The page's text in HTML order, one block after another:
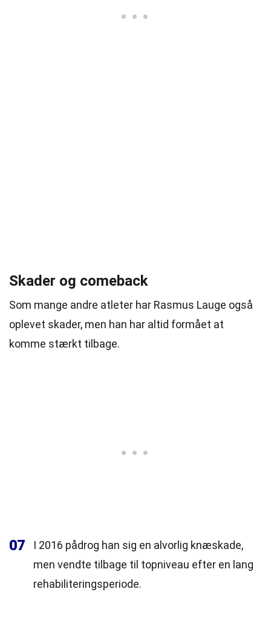
Skader og comeback
Som mange andre atleter har Rasmus Lauge også
oplevet skader, men han har altid formået at
komme stærkt tilbage.
07
I 2016 pådrog han sig en alvorlig knæskade,
men vendte tilbage til topniveau efter en lang
rehabiliteringsperiode.